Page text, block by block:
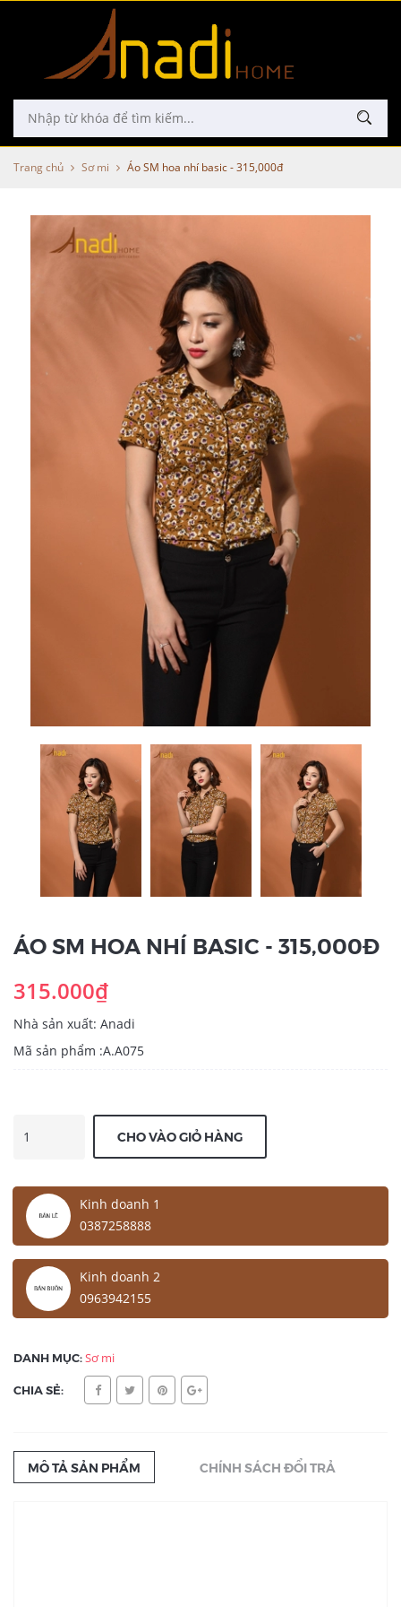
Trang chủ Sơ mi Áo SM hoa nhí basic - 315,000đ
ÁO SM HOA NHÍ BASIC - 315,000Đ
315.000₫
Nhà sản xuất: Anadi
Mã sản phẩm :A.A075
CHO VÀO GIỎ HÀNG
Kinh doanh 1
0387258888
Kinh doanh 2
0963942155
DANH MỤC:Sơ mi
CHIA SẺ:
MÔ TẢ SẢN PHẨM CHÍNH SÁCH ĐỔI TRẢ